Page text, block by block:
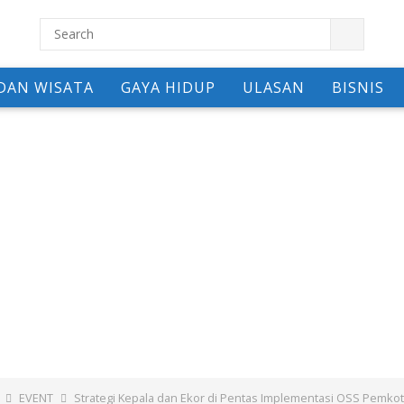
WISATA GAYA HIDUP ULASAN BISNIS
EVENT Strategi Kepala dan Ekor di Pentas Implementasi OSS